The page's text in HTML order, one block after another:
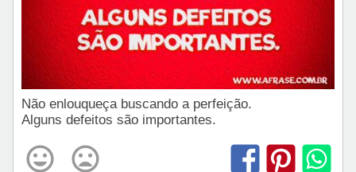
Não enlouqueça buscando a perfeição.
Alguns defeitos são importantes.